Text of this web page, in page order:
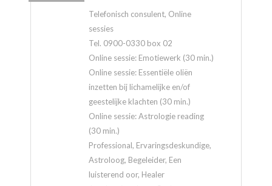
Telefonisch consulent, Online
sessies
Tel. 0900-0330 box 02
Online sessie: Emotiewerk (30 min.)
Online sessie: Essentiële oliën
inzetten bij lichamelijke en/of
geestelijke klachten (30 min.)
Online sessie: Astrologie reading
(30 min.)
Professional, Ervaringsdeskundige,
Astroloog, Begeleider, Een
luisterend oor, Healer